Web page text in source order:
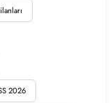
2026